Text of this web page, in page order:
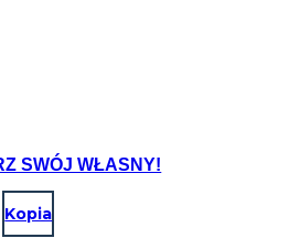
SWÓJ WŁASNY!
Kopia